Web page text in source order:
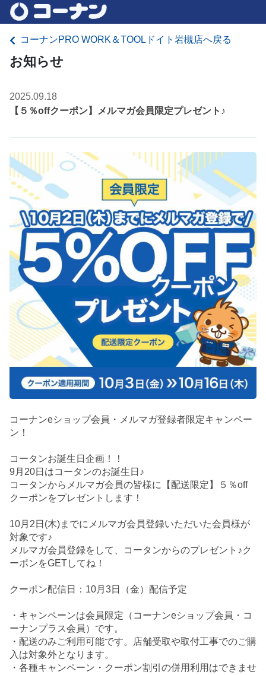
コーナンPRO WORK＆TOOLドイト岩槻店へ戻る
お知らせ
2025.09.18
【５％offクーポン】メルマガ会員限定プレゼント♪
コーナンeショップ会員・メルマガ登録者限定キャンペー
ン！
コータンお誕生日企画！！
9月20日はコータンのお誕生日♪
コータンからメルマガ会員の皆様に【配送限定】５％off
クーポンをプレゼントします！
10月2日(木)までにメルマガ会員登録いただいた会員様が
対象です♪
メルマガ会員登録をして、コータンからのプレゼント♪ク
ーポンをGETしてね！
クーポン配信日：10月3日（金）配信予定
・キャンペーンは会員限定（コーナンeショップ会員・コ
ーナンプラス会員）です。
・配送のみご利用可能です。店舗受取や取付工事でのご購
入は対象外となります。
・各種キャンペーン・クーポン割引の併用利用はできませ